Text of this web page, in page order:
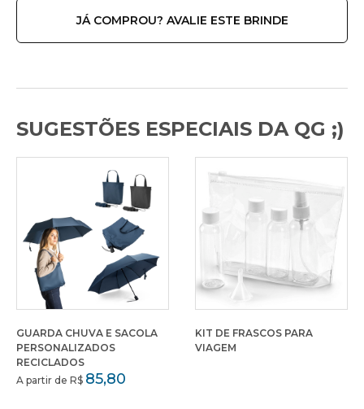
JÁ COMPROU? AVALIE ESTE BRINDE
SUGESTÕES ESPECIAIS DA QG ;)
GUARDA CHUVA E SACOLA
PERSONALIZADOS
RECICLADOS
A partir de R$ 85,80
KIT DE FRASCOS PARA
VIAGEM